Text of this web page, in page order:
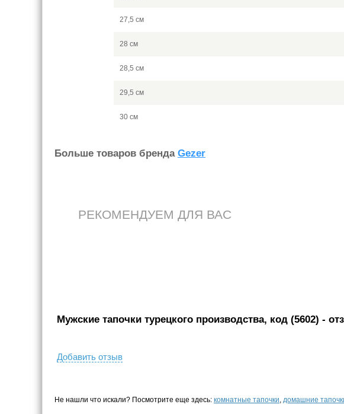
27,5 см
28 см
28,5 см
29,5 см
30 см
Больше товаров бренда Gezer
РЕКОМЕНДУЕМ ДЛЯ ВАС
Мужские тапочки турецкого производства, код (5602) -
Добавить отзыв
Не нашли что искали? Посмотрите еще здесь: комнатные тапочки, домашние